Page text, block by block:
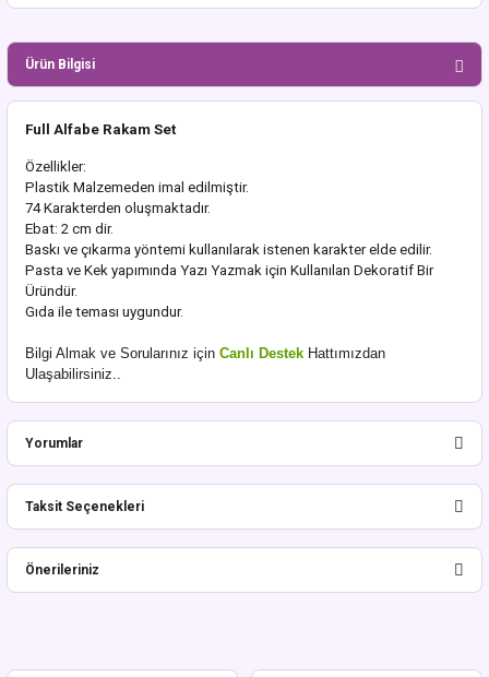
Ürün Bilgisi
Full Alfabe Rakam Set
Özellikler:
Plastik Malzemeden imal edilmiştir.
74 Karakterden oluşmaktadır.
Ebat: 2 cm dir.
Baskı ve çıkarma yöntemi kullanılarak istenen karakter elde edilir.
Pasta ve Kek yapımında Yazı Yazmak için Kullanılan Dekoratif Bir
Üründür.
Gıda ile teması uygundur.
Bilgi Almak ve Sorularınız için Canlı Destek Hattımızdan
Ulaşabilirsiniz..
Yorumlar
Bu ürüne ilk yorumu siz yapın!
Taksit Seçenekleri
Önerileriniz